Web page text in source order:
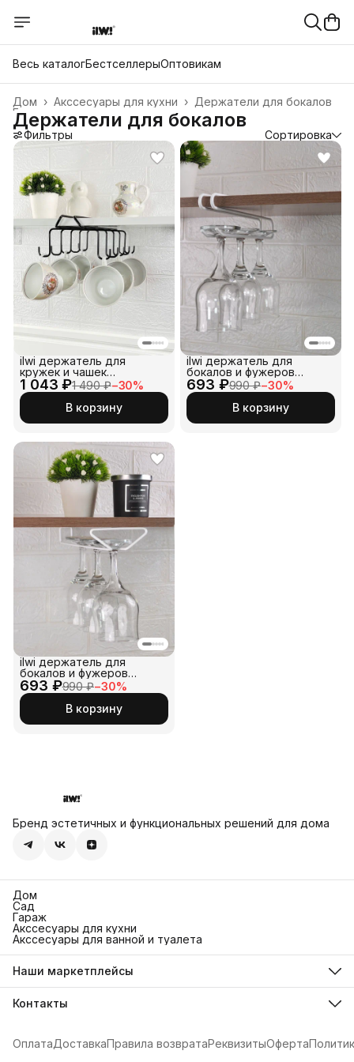
Весь каталогБестселлерыОптовикам
Держатели для бокалов
Акссесуары для кухни ›
Дом ›
Главная
Держатели для бокалов
Фильтры Сортировка
1 043 ₽1 490 ₽−30%
ilwi держатель для
кружек и чашек
подвесной
В корзину
693 ₽990 ₽−30%
ilwi держатель для
бокалов и фужеров
подвесной
В корзину
693 ₽990 ₽−30%
ilwi держатель для
бокалов и фужеров
подвесной с креплением
В корзину
Бренд эстетичных и функциональных решений для дома
Дом
Сад
Гараж
Акссесуары для кухни
Акссесуары для ванной и туалета
Наши маркетплейсы
Ozon
Яндекс Маркет
Контакты
Телефон
ОплатаДоставкаПравила возвратаРеквизитыОферта